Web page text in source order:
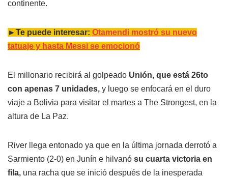
continente.
►Te puede interesar: Otamendi mostró su nuevo
tatuaje y hasta Messi se emocionó
El millonario recibirá al golpeado Unión, que está 26to
con apenas 7 unidades, y luego se enfocará en el duro
viaje a Bolivia para visitar el martes a The Strongest, en la
altura de La Paz.
River llega entonado ya que en la última jornada derrotó a
Sarmiento (2-0) en Junín e hilvanó su cuarta victoria en
fila, una racha que se inició después de la inesperada